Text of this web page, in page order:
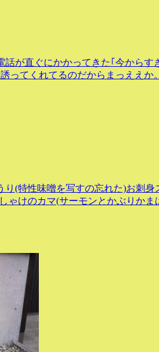
が直ぐにかかってきた｢今から
ってくれてるのだからまっええか
(特性味噌を写すの忘れた)お刺
ゃけのカマ(サーモンとかぶりか